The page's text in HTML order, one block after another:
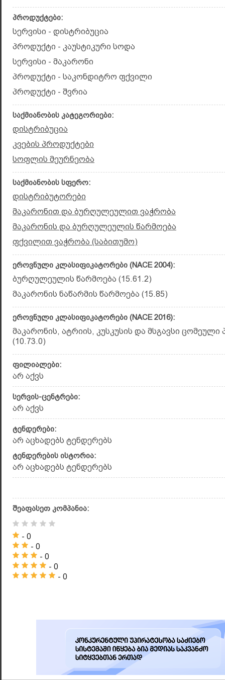
პროდუქტები:
სერვისი - დისტრიბუცია
პროდუქტი - კაუსტიკური სოდა
სერვისი - მაკარონი
პროდუქტი - საკონდიტრო ფქვილი
პროდუქტი - შვრია
საქმიანობის კატეგორიები:
დისტრიბუცია
კვების პროდუქტები
სოფლის მეურნეობა
საქმიანობის სფერო:
დისტრიბუტორები
მაკარონით და ბურღულეულით ვაჭრობა
მაკარონის და ბურღულეულის წარმოება
ფქვილით ვაჭრობა (საბითუმო)
ეროვნული კლასიფიკატორები (NACE 2004):
ბურღულეულის წარმოება (15.61.2)
მაკარონის ნაწარმის წარმოება (15.85)
ეროვნული კლასიფიკატორები (NACE 2016):
მაკარონის, ატრიის, კუსკუსის და მსგავსი
(10.73.0)
ფილიალები:
არ აქვს
სერვის-ცენტრები:
არ აქვს
ტენდერები:
არ აცხადებს ტენდერებს
ტენდერების ისტორია:
არ აცხადებს ტენდერებს
შეაფასეთ კომპანია:
- 0
- 0
- 0
- 0
- 0